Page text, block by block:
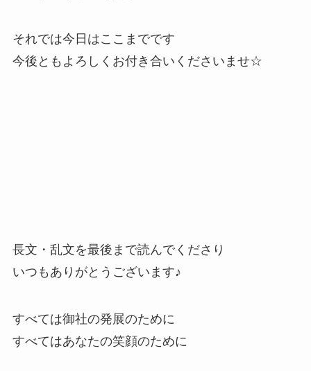
それでは今日はここまでです
今後ともよろしくお付き合いくださいませ☆
長文・乱文を最後まで読んでくださり
いつもありがとうございます♪
すべては御社の発展のために
すべてはあなたの笑顔のために